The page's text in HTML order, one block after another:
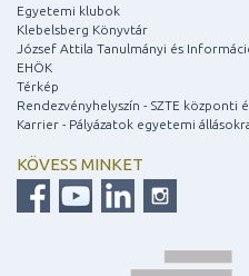
Egyetemi klubok
Klebelsberg Könyvtár
József Attila Tanulmányi és
EHÖK
Térkép
Rendezvényhelyszín - SZTE központi
Karrier - Pályázatok egyetemi
KÖVESS MINKET